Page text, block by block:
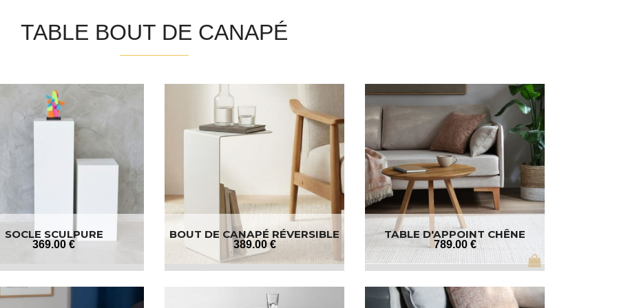
TABLE BOUT DE CANAPÉ
SOCLE SCULPURE
369.00 €
BOUT DE CANAPÉ RÉVERSIBLE
EN ACIER
389.00 €
TABLE D'APPOINT CHÊNE
MASSIF
789.00 €